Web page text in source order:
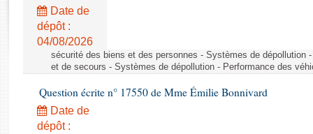
Rapports législatifs
Rapports sur l'application des lois
Baromètre de l’application des lois
Dossiers législatifs
Budget et sécurité sociale
Questions écrites et orales
Date de
dépôt :
04/08/2026
sécurité des biens et des personnes - Systèmes de dépollution
et de secours - Systèmes de dépollution - Performance des
Question écrite n° 17550 de Mme Émilie Bonnivard
Date de
dépôt :